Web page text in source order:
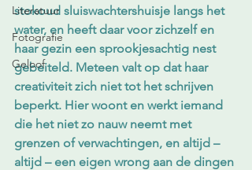
Literatuur
Fotografie
Geloof
stokoud sluiswachtershuisje langs het
water, en heeft daar voor zichzelf en
haar gezin een sprookjesachtig nest
gebeiteld. Meteen valt op dat haar
creativiteit zich niet tot het schrijven
beperkt. Hier woont en werkt iemand
die het niet zo nauw neemt met
grenzen of verwachtingen, en altijd –
altijd – een eigen wrong aan de dingen